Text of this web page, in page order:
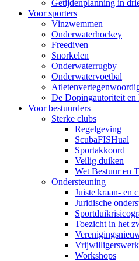
Getijdenplanning in
Voor sporters
Vinzwemmen
Onderwaterhockey
Freediven
Snorkelen
Onderwaterrugby
Onderwatervoetbal
De Dopingautoriteit en
Voor bestuurders
Sterke clubs
Regelgeving
ScubaFISHual
Sportakkoord
Veilig duiken
Wet Bestuur en
Ondersteuning
Juiste kraan- en
Juridische
Toezicht in het
Workshops